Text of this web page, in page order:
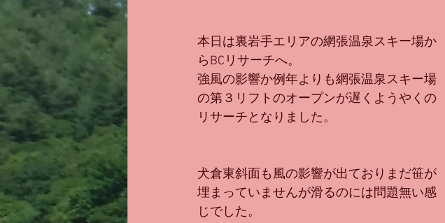
本日は裏岩手エリアの網張温泉スキー場か
らBCリサーチへ。
強風の影響か例年よりも網張温泉スキー場
の第３リフトのオープンが遅くようやくの
リサーチとなりました。
犬倉東斜面も風の影響が出ておりまだ笹が
埋まっていませんが滑るのには問題無い感
じでした。